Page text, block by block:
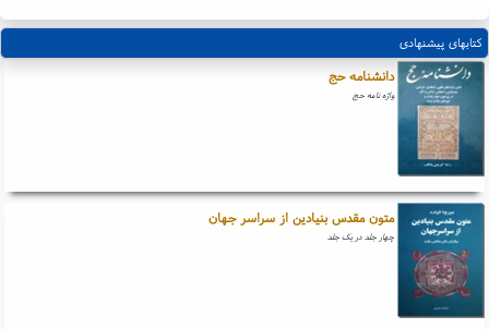
کتابهای پیشنهادی
دانشنامه حج
واژه نامه حج
متون مقدس بنیادین از سراسر جهان
چهار جلد در یک جلد